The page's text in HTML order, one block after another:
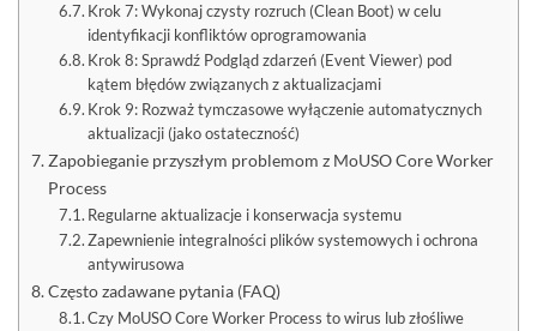
Krok 7: Wykonaj czysty rozruch (Clean Boot) w celu
identyfikacji konfliktów oprogramowania
Krok 8: Sprawdź Podgląd zdarzeń (Event Viewer) pod
kątem błędów związanych z aktualizacjami
Krok 9: Rozważ tymczasowe wyłączenie automatycznych
aktualizacji (jako ostateczność)
Zapobieganie przyszłym problemom z MoUSO Core Worker
Process
Regularne aktualizacje i konserwacja systemu
Zapewnienie integralności plików systemowych i ochrona
antywirusowa
Często zadawane pytania (FAQ)
Czy MoUSO Core Worker Process to wirus lub złośliwe